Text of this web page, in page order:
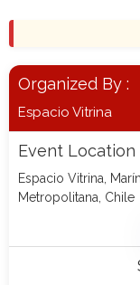
Organized By :
Espacio Vitrina
Event Location
Espacio Vitrina,
Metropolitana, Chile